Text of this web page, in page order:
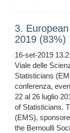
3.
2019 (83%)
16-set-2019
Viale delle
Statisticians
conferenza,
22 al 26 luglio
of Statisticians.
(EMS),
the Bernoulli